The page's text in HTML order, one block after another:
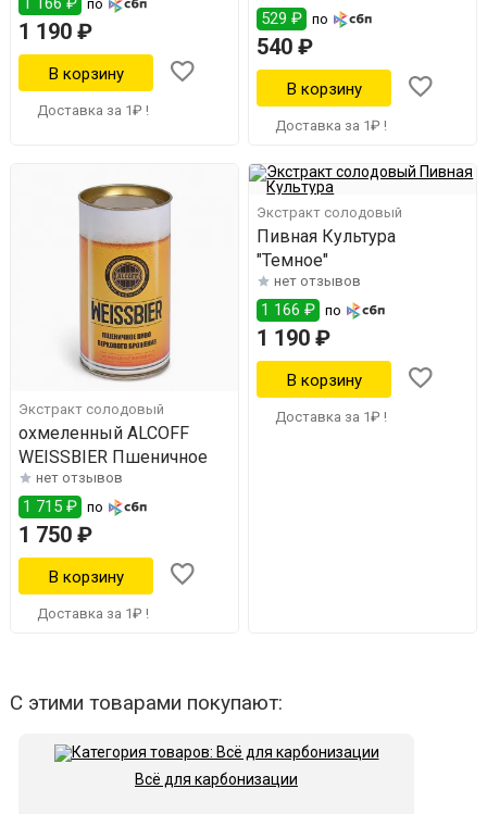
по
1 190 ₽
Доставка за 1₽ !
529 ₽ по
540 ₽
Доставка за 1₽ !
Экстракт солодовый
охмеленный ALCOFF
WEISSBIER Пшеничное
нет отзывов
1 715 ₽ по
1 750 ₽
Доставка за 1₽ !
Экстракт солодовый
Пивная Культура
"Темное"
нет отзывов
1 166 ₽ по
1 190 ₽
Доставка за 1₽ !
С этими товарами покупают:
Всё для карбонизации